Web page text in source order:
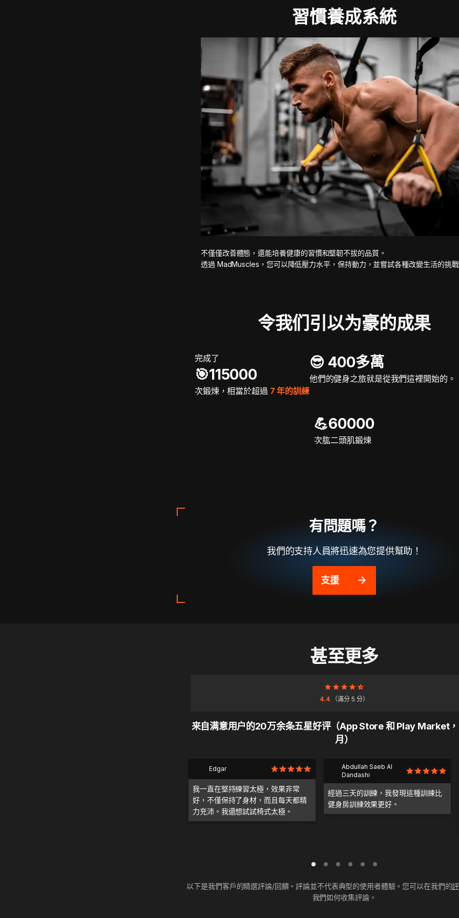
習慣養成系統
不僅僅改善體態，還能培養健康的習慣和堅韌不拔的品質。
透過 MadMuscles，您可以降低壓力水平，保持動力，並嘗試各種改變生活的挑
令我们引以为豪的成果
😎 400多萬
他們的健身之旅就是從我們這裡開始的。
完成了
🎯️115000
次鍛煉，相當於超過 7 年的訓練
💪60000
次肱二頭肌鍛煉
有問題嗎？
我們的支持人員將迅速為您提供幫助！
支援
甚至更多
4.4 （滿分 5 分）
来自满意用户的20万余条五星好评（App Store 和 Play Market
月）
Edgar
我一直在堅持練習太極，效果非常
好，不僅保持了身材，而且每天都精
力充沛。我還想試試椅式太極。
Abdullah Saeb Al
Dandashi
經過三天的訓練，我發現這種訓練比
健身房訓練效果更好。
以下是我們客戶的精選評論/回饋。評論並不代表典型的使用者體驗。您可以在我們的
我們如何收集評論。